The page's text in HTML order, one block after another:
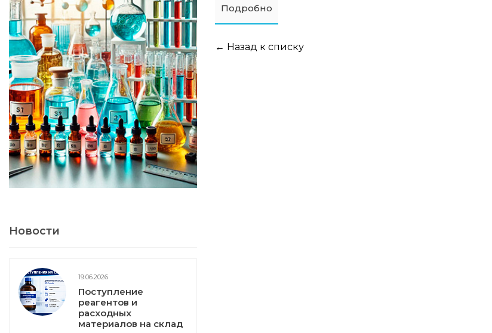
Новости
19.06.2026
Поступление
реагентов и
расходных
материалов на склад
Подробно
← Назад к списку